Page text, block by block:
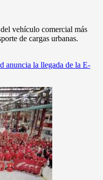
vehículo comercial más
de cargas urbanas.
anuncia la llegada de la E-